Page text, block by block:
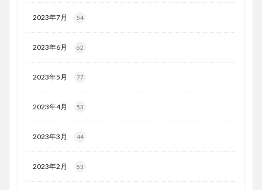
2023年7月 54
2023年6月 62
2023年5月 77
2023年4月 53
2023年3月 44
2023年2月 53